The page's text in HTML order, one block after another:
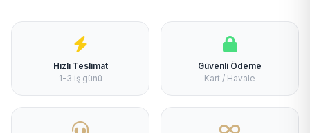
Hızlı Teslimat
1-3 iş günü
Güvenli Ödeme
Kart / Havale